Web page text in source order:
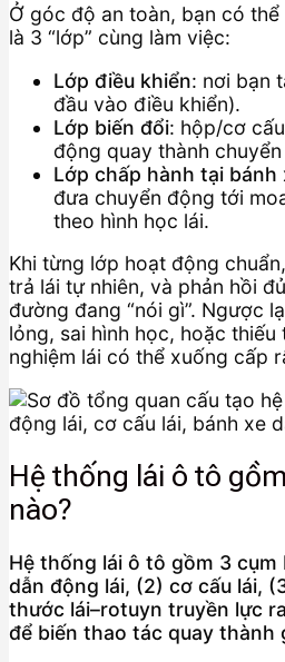
Ở góc độ an toàn, bạn có
là 3 “lớp” cùng làm việc:
Lớp điều khiển: nơi bạn
đầu vào điều khiển).
Lớp biến đổi: hộp/cơ
động quay thành
Lớp chấp hành tại bánh
đưa chuyển động tới
theo hình học lái.
Khi từng lớp hoạt động
trả lái tự nhiên, và phản hồi
đường đang “nói gì”. Ngược
lỏng, sai hình học, hoặc
nghiệm lái có thể xuống cấp
Hệ thống lái ô tô
nào?
Hệ thống lái ô tô gồm 3 cụm
dẫn động lái, (2) cơ cấu lái,
thước lái–rotuyn truyền lực
để biến thao tác quay thành